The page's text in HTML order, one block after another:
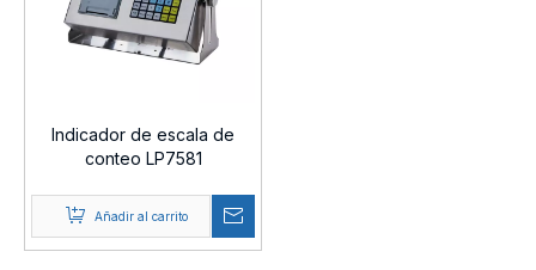
Indicador de escala de
conteo LP7581
Añadir al carrito